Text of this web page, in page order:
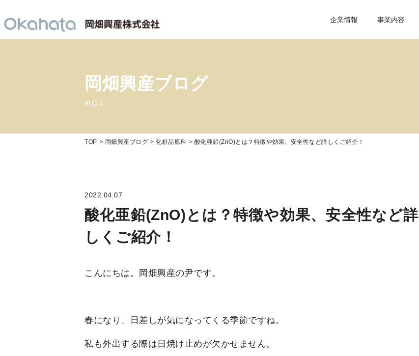
企業情報 事業内容
岡畑興産ブログ
BLOG
TOP 岡畑興産ブログ 化粧品原料 酸化亜鉛(ZnO)とは？特徴や効果、安全性など詳しくご紹介！
2022.04.07
酸化亜鉛(ZnO)とは？特徴や効果、安全性など詳
しくご紹介！
こんにちは。岡畑興産の尹です。
春になり、日差しが気になってくる季節ですね。
私も外出する際は日焼け止めが欠かせません。